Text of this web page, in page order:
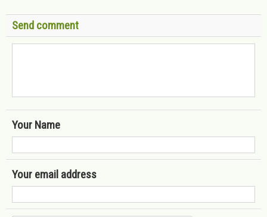
Send comment
Your Name
Your email address